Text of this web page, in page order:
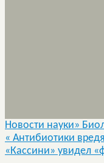
Новости науки»
« Антибиотики
«Кассини» увидел